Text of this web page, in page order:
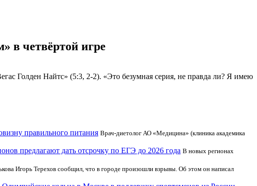
в четвёртой игре
Голден Найтс» (5:3, 2-2). «Это безумная серия, не правда ли? Я имею
правильного питания Врач-диетолог АО «Медицина» (клиника академика
предлагают дать отсрочку по ЕГЭ до 2026 года В новых регионах
Игорь Терехов сообщил, что в городе произошли взрывы. Об этом он написал